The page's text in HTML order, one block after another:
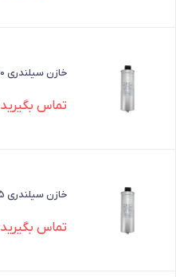
خازن سیلندری 40 کیلووار پارس فانال PFCA-RMC41
تماس بگیرید
خازن سیلندری 5 کیلووار پارس فانال PFCA-RMC41
تماس بگیرید